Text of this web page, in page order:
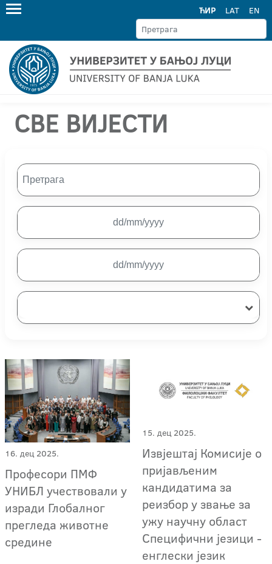
ЋИР LAT EN
СВЕ ВИЈЕСТИ
16. дец 2025.
Професори ПМФ
УНИБЛ учествовали у
изради Глобалног
прегледа животне
средине
15. дец 2025.
Извјештај Комисије о
пријављеним
кандидатима за
реизбор у звање за
ужу научну област
Специфични језици -
енглески језик